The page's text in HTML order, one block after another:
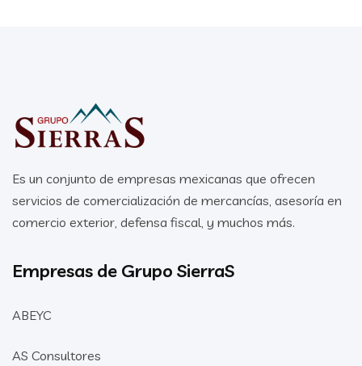
Es un conjunto de empresas mexicanas que ofrecen
servicios de comercialización de mercancías, asesoría en
comercio exterior, defensa fiscal, y muchos más.
Empresas de Grupo SierraS
ABEYC
AS Consultores